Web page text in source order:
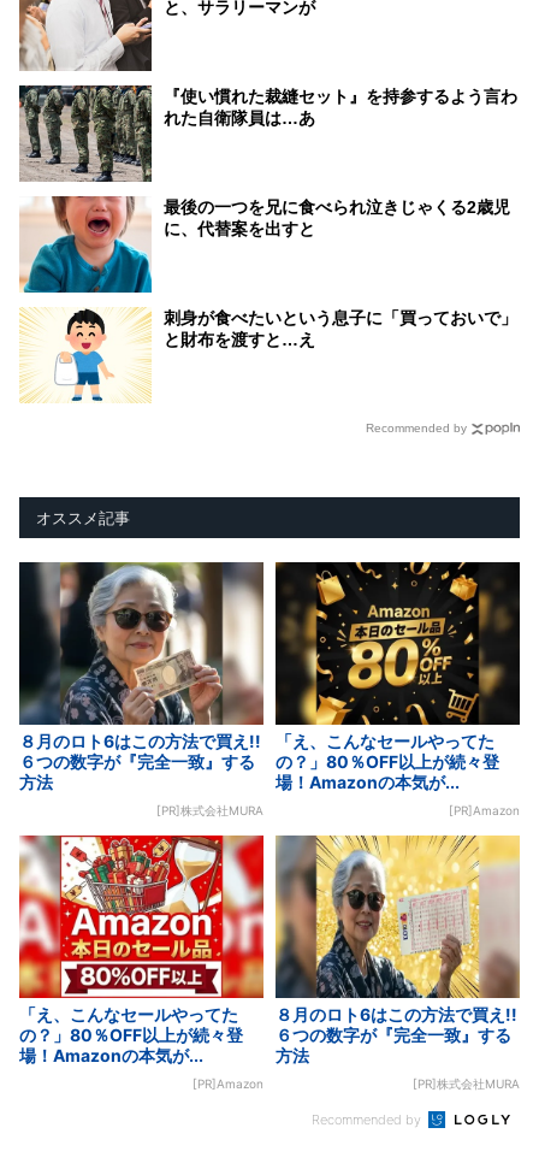
と、サラリーマンが
『使い慣れた裁縫セット』を持参するよう言わ
れた自衛隊員は…あ
最後の一つを兄に食べられ泣きじゃくる2歳児
に、代替案を出すと
刺身が食べたいという息子に「買っておいで」
と財布を渡すと…え
Recommended by
オススメ記事
８月のロト6はこの方法で買え!!
６つの数字が『完全一致』する
方法
[PR]株式会社MURA
「え、こんなセールやってた
の？」80％OFF以上が続々登
場！Amazonの本気が...
[PR]Amazon
「え、こんなセールやってた
の？」80％OFF以上が続々登
場！Amazonの本気が...
[PR]Amazon
８月のロト6はこの方法で買え!!
６つの数字が『完全一致』する
方法
[PR]株式会社MURA
Recommended by